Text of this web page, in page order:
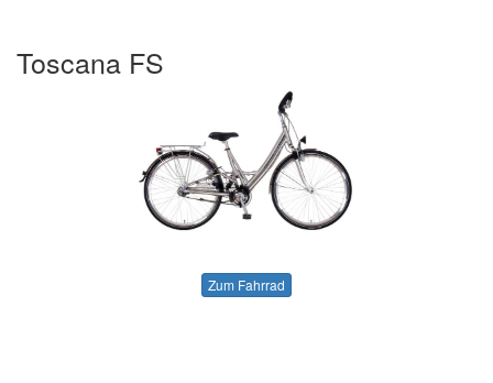
Toscana FS
Zum Fahrrad